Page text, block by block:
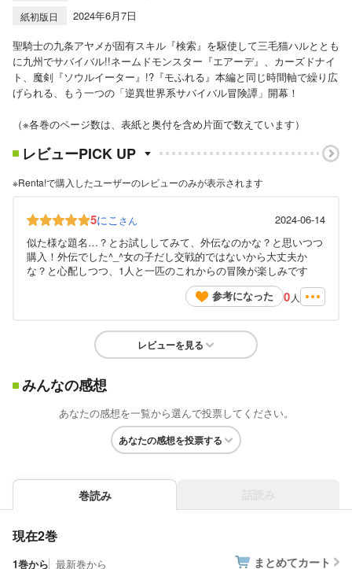
紙初版日
2024年6月7日
聖騎士の九条アヤメが固有スキル『検索』を駆使して三毛猫ハルととも
に九州でサバイバル!!ネームドモンスター『エアーデ』、カーズドナイ
ト、魔剣『ソウルイーター』!?『モふれる』本編と同じ時間軸で繰り広
げられる、もう一つの「逆異世界系サバイバル冒険譚」開幕！
（※各巻のページ数は、表紙と奥付を含め片面で数えています）
レビューPICK UP
※Renta!で購入したユーザーのレビューのみが表示されます
5にこ さん
2024-06-14
似た様な題名…？とお試ししてみて、外伝なのかな？と思いつつ
購入！外伝でした^_^女の子だし交戦的ではないから大丈夫か
な？と心配しつつ、1人と一匹のこれからの冒険が楽しみです
参考になった
0 人
レビューを見る
みんなの感想
あなたの感想を一覧から選んで投票してください。
あなたの感想を投票する
巻読み
現在2巻
1巻から 最新巻から まとめてカート